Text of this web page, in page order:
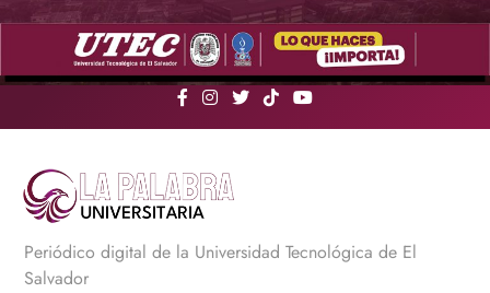
Saltar
La Palabra Universitaria
Periódico digital de la Universidad Tecnológica de El
Salvador